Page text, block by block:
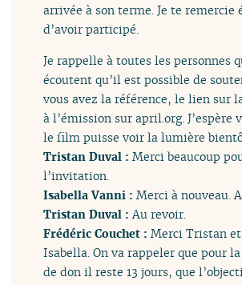
arrivée à son terme. Je te remercie
d’avoir participé.
Je rappelle à toutes les personnes
écoutent qu’il est possible de
vous avez la référence, le lien sur
à l’émission sur april.org. J’espère
le film puisse voir la lumière
Tristan Duval :Merci beaucoup
l’invitation.
Isabella Vanni :Merci à nouveau.
Tristan Duval :Au revoir.
Frédéric Couchet :Merci Tristan
Isabella. On va rappeler que pour
de don il reste 13 jours, que